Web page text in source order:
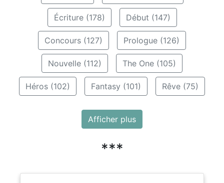
Écriture (178) Début (147)
Concours (127) Prologue (126)
Nouvelle (112) The One (105)
Héros (102) Fantasy (101) Rêve (75)
Afficher plus
***